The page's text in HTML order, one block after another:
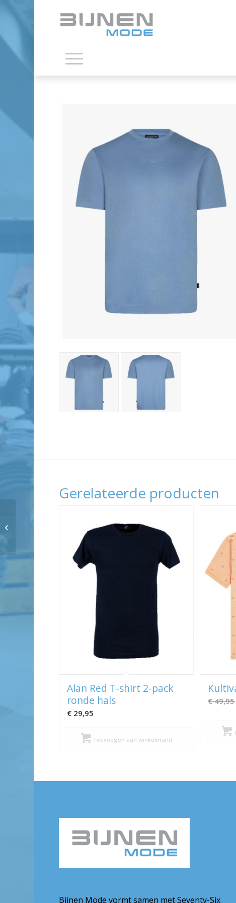
Gerelateerde producten
Alan Red T-shirt 2-pack
ronde hals
€ 29,95
Toevoegen aan winkelmand
€49,95
Bijnen Mode vormt samen met Seventy-Six
Cavallaro Cavallaro